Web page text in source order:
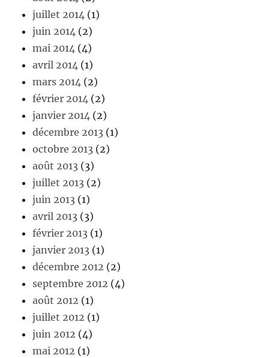
juillet 2014 (1)
juin 2014 (2)
mai 2014 (4)
avril 2014 (1)
mars 2014 (2)
février 2014 (2)
janvier 2014 (2)
décembre 2013 (1)
octobre 2013 (2)
août 2013 (3)
juillet 2013 (2)
juin 2013 (1)
avril 2013 (3)
février 2013 (1)
janvier 2013 (1)
décembre 2012 (2)
septembre 2012 (4)
août 2012 (1)
juillet 2012 (1)
juin 2012 (4)
mai 2012 (1)